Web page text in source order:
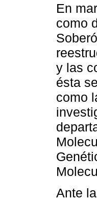
En
como
y las
ésta
como
Ante